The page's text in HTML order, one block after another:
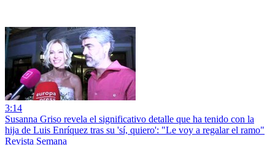
3:14
Susanna Griso revela el significativo detalle que ha tenido con la
hija de Luis Enríquez tras su 'sí, quiero': "Le voy a regalar el ramo"
Revista Semana